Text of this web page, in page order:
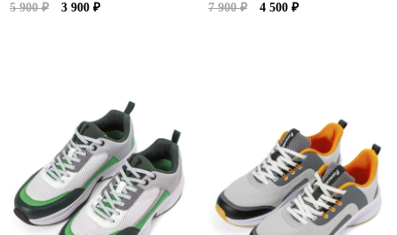
5 900 ₽
3 900 ₽
7 900 ₽
4 500 ₽